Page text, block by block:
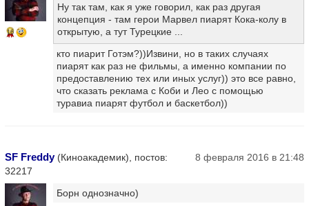
16
Ну так там, как я уже говорил, как раз другая
концепция - там герои Марвел пиарят Кока-колу в
открытую, а тут Турецкие ...
кто пиарит Готэм?))Извини, но в таких случаях
пиарят как раз не фильмы, а именно компании по
предоставлению тех или иных услуг)) это все равно,
что сказать реклама с Коби и Лео с помощью
туравиа пиарят футбол и баскетбол))
SF Freddy(Киноакадемик), постов:
32217
8 февраля 2016 в 21:48
Борн однозначно)